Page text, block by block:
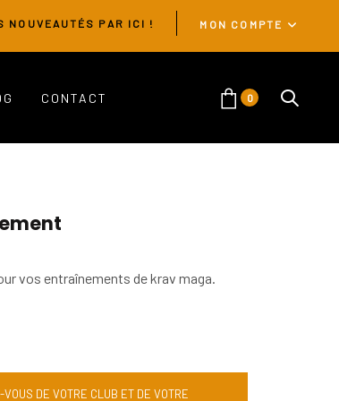
NOUVEAUTÉS PAR ICI ! MON COMPTE
CONTACT 0
vos entraînements de krav maga.
DE VOTRE CLUB ET DE VOTRE